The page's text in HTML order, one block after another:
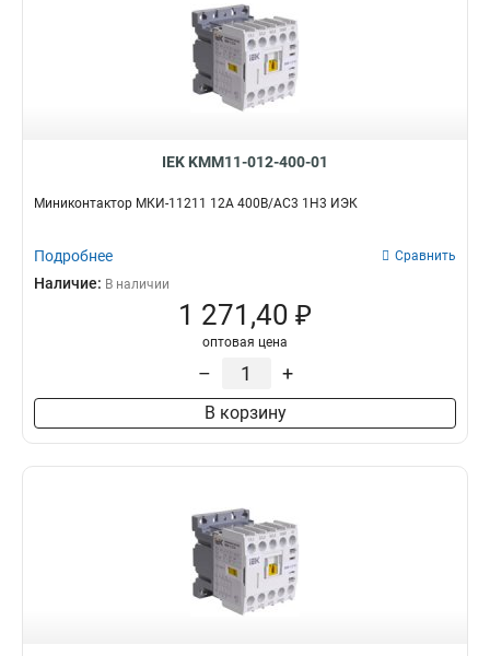
IEK KMM11-012-400-01
Миниконтактор МКИ-11211 12А 400В/АС3 1Н3 ИЭК
Подробнее Сравнить
Наличие: В наличии
1 271,40 ₽
оптовая цена
– +
В корзину